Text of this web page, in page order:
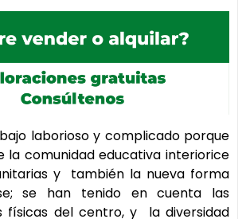
laborioso y complicado porque
la comunidad educativa interiorice
y también la nueva forma
se han tenido en cuenta las
físicas del centro, y la diversidad